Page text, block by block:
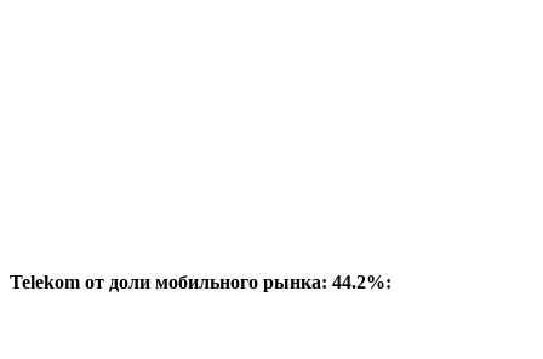
Telekom от доли мобильного рынка: 44.2%: